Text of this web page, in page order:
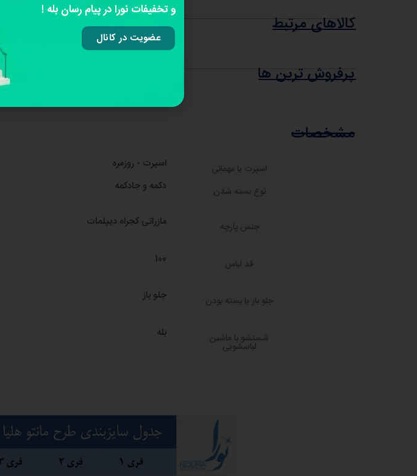
کالاهای مرتبط
پرفروش ترین ها
مشخصات
اسپرت یا مهمانی اسپرت - روزمره
نوع بسته شدن دکمه و جادکمه
جنس پارچه مازراتی کجراه دیپلمات
قد لباس 100
جلو باز یا بسته بودن جلو باز
شستشو با ماشین
لباسشویی
بله
و تخفیفات نورا در پیام رسان بله !
عضویت در کانال